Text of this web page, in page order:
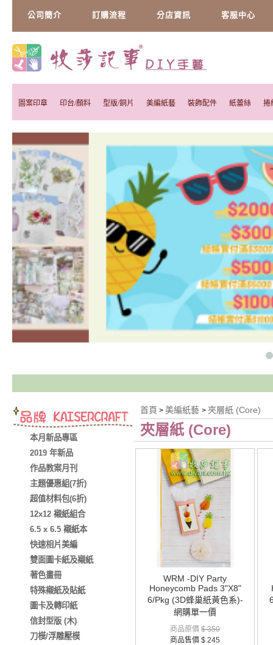
公司簡介 訂購流程 分店資訊 客服中心
圖案印章 印台/顏料 型版/銅片 美編紙藝 裝飾配件 紙蕾絲 捲
本月新品專區
2019 年新品
作品教案月刊
主題優惠組(7折)
超值材料包(6折)
12x12 襯紙組合
6.5 x 6.5 襯紙本
快速相片美編
雙面圖卡紙及襯紙
著色畫冊
特殊襯紙及貼紙
圖卡及轉印紙
信封型版 (木)
刀模/浮雕壓模
首頁 > 美編紙藝 > 夾層紙 (Core)
夾層紙 (Core)
WRM -DIY Party
Honeycomb Pads 3"X8"
6/Pkg (3D蜂巢紙黃色系)-
網購單一價
商品原價 $ 350
商品售價 $ 245